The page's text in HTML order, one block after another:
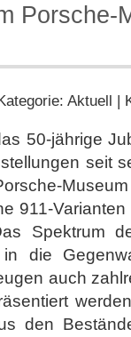
Porsche-
Aktuell |
50-jährige
seit
911-
Spektrum
die
auch
den